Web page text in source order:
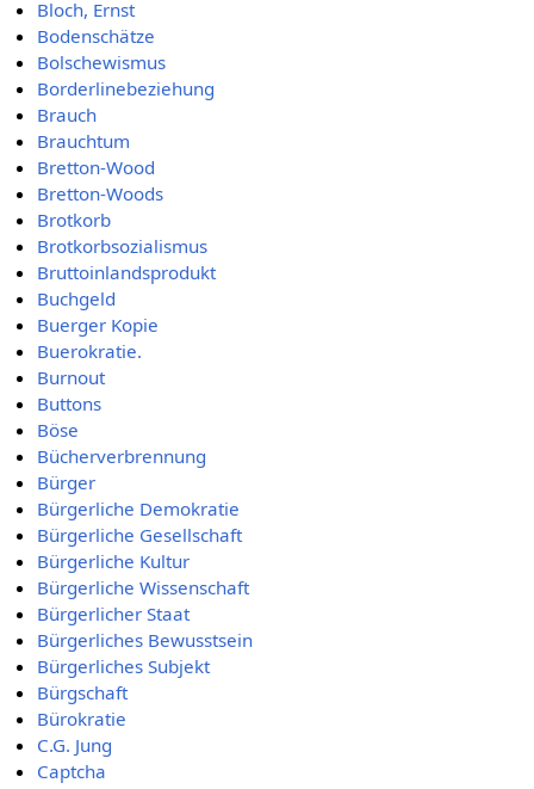
Bloch, Ernst
Bodenschätze
Bolschewismus
Borderlinebeziehung
Brauch
Brauchtum
Bretton-Wood
Bretton-Woods
Brotkorb
Brotkorbsozialismus
Bruttoinlandsprodukt
Buchgeld
Buerger Kopie
Buerokratie.
Burnout
Buttons
Böse
Bücherverbrennung
Bürger
Bürgerliche Demokratie
Bürgerliche Gesellschaft
Bürgerliche Kultur
Bürgerliche Wissenschaft
Bürgerlicher Staat
Bürgerliches Bewusstsein
Bürgerliches Subjekt
Bürgschaft
Bürokratie
C.G. Jung
Captcha